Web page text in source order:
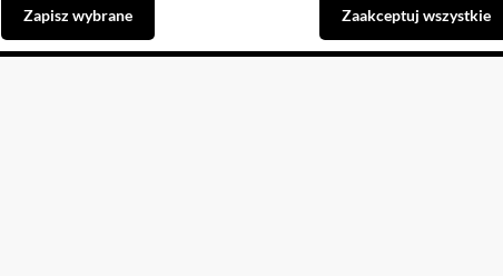
Zapisz wybrane Zaakceptuj wszystkie